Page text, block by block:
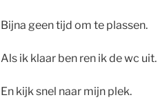
Bijna geen tijd om te plassen.
Als ik klaar ben ren ik de wc uit.
En kijk snel naar mijn plek.